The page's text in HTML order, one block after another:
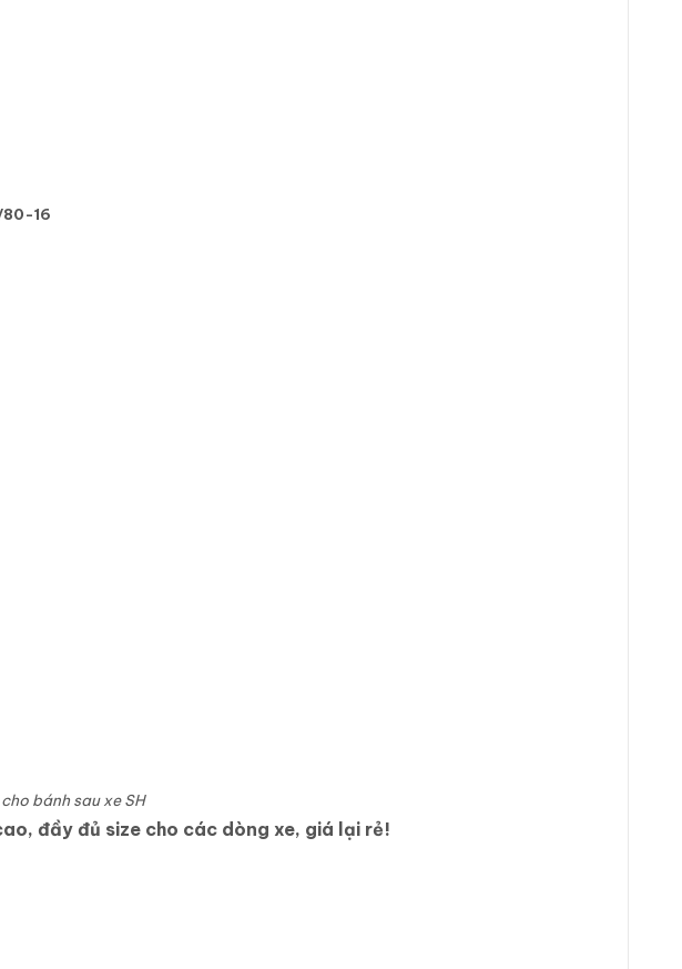
80-16
bánh sau xe SH
đầy đủ size cho các dòng xe, giá lại rẻ!